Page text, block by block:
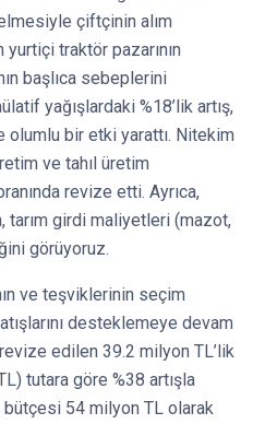
çiftçinin alım
yurtiçi traktör pazarının
başlıca sebeplerini
yağışlardaki %18’lik artış,
olumlu bir etki yarattı. Nitekim
ve tahıl üretim
revize etti. Ayrıca,
tarım girdi maliyetleri (mazot,
görüyoruz.
ve teşviklerinin seçim
desteklemeye devam
edilen 39.2 milyon TL’lik
tutara göre %38 artışla
bütçesi 54 milyon TL olarak